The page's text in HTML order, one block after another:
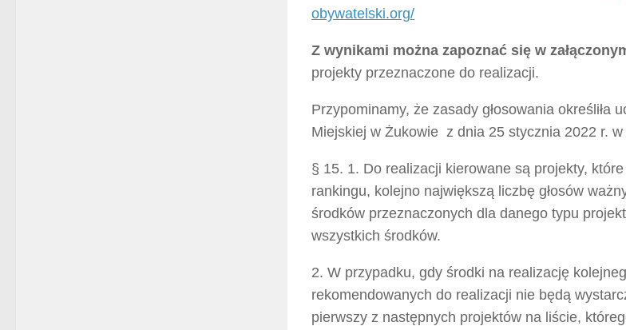
obywatelski.org/
Z wynikami można zapoznać się w
projekty przeznaczone do realizacji.
Przypominamy, że zasady głosowania określiła
Miejskiej w Żukowie z dnia 25 stycznia 2022 r.
§ 15. 1. Do realizacji kierowane są projekty,
rankingu, kolejno największą liczbę głosów
środków przeznaczonych dla danego typu
wszystkich środków.
2. W przypadku, gdy środki na realizację
rekomendowanych do realizacji nie będą
pierwszy z następnych projektów na liście,